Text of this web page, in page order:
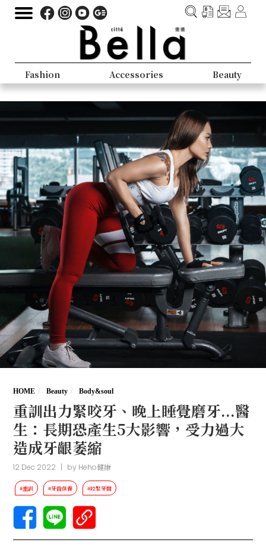
Fashion Accessories Beauty
HOME Beauty Body&soul
重訓出力緊咬牙、晚上睡覺磨牙...醫
生：長期恐產生5大影響，受力過大
造成牙齦萎縮
12 Dec 2022 | by Heho健康
#重訓 #牙齒保養 #咬緊牙關